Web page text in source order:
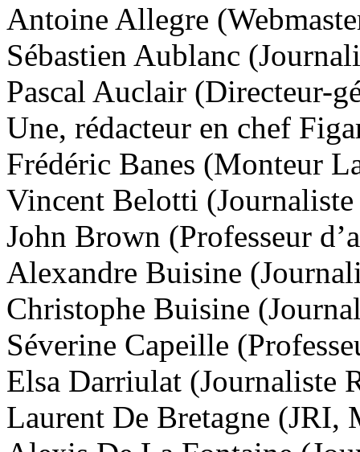
Antoine Allegre
Sébastien Aublanc
Pascal Auclair (Directeur-
Une, rédacteur en chef
Frédéric Banes (Monteur
Vincent Belotti
John Brown (Professeur
Alexandre Buisine
Christophe Buisine
Séverine Capeille
Elsa Darriulat (Journaliste
Laurent De Bretagne (JRI,